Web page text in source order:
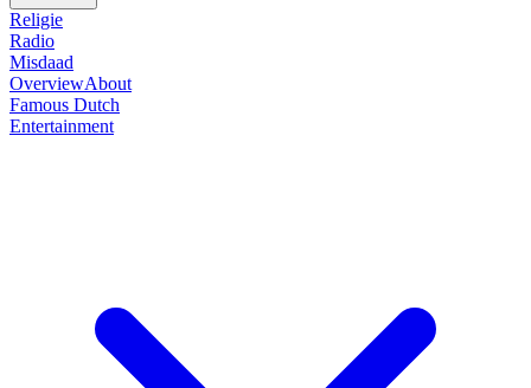
Religie
Radio
Misdaad
OverviewAbout
Famous Dutch
Entertainment